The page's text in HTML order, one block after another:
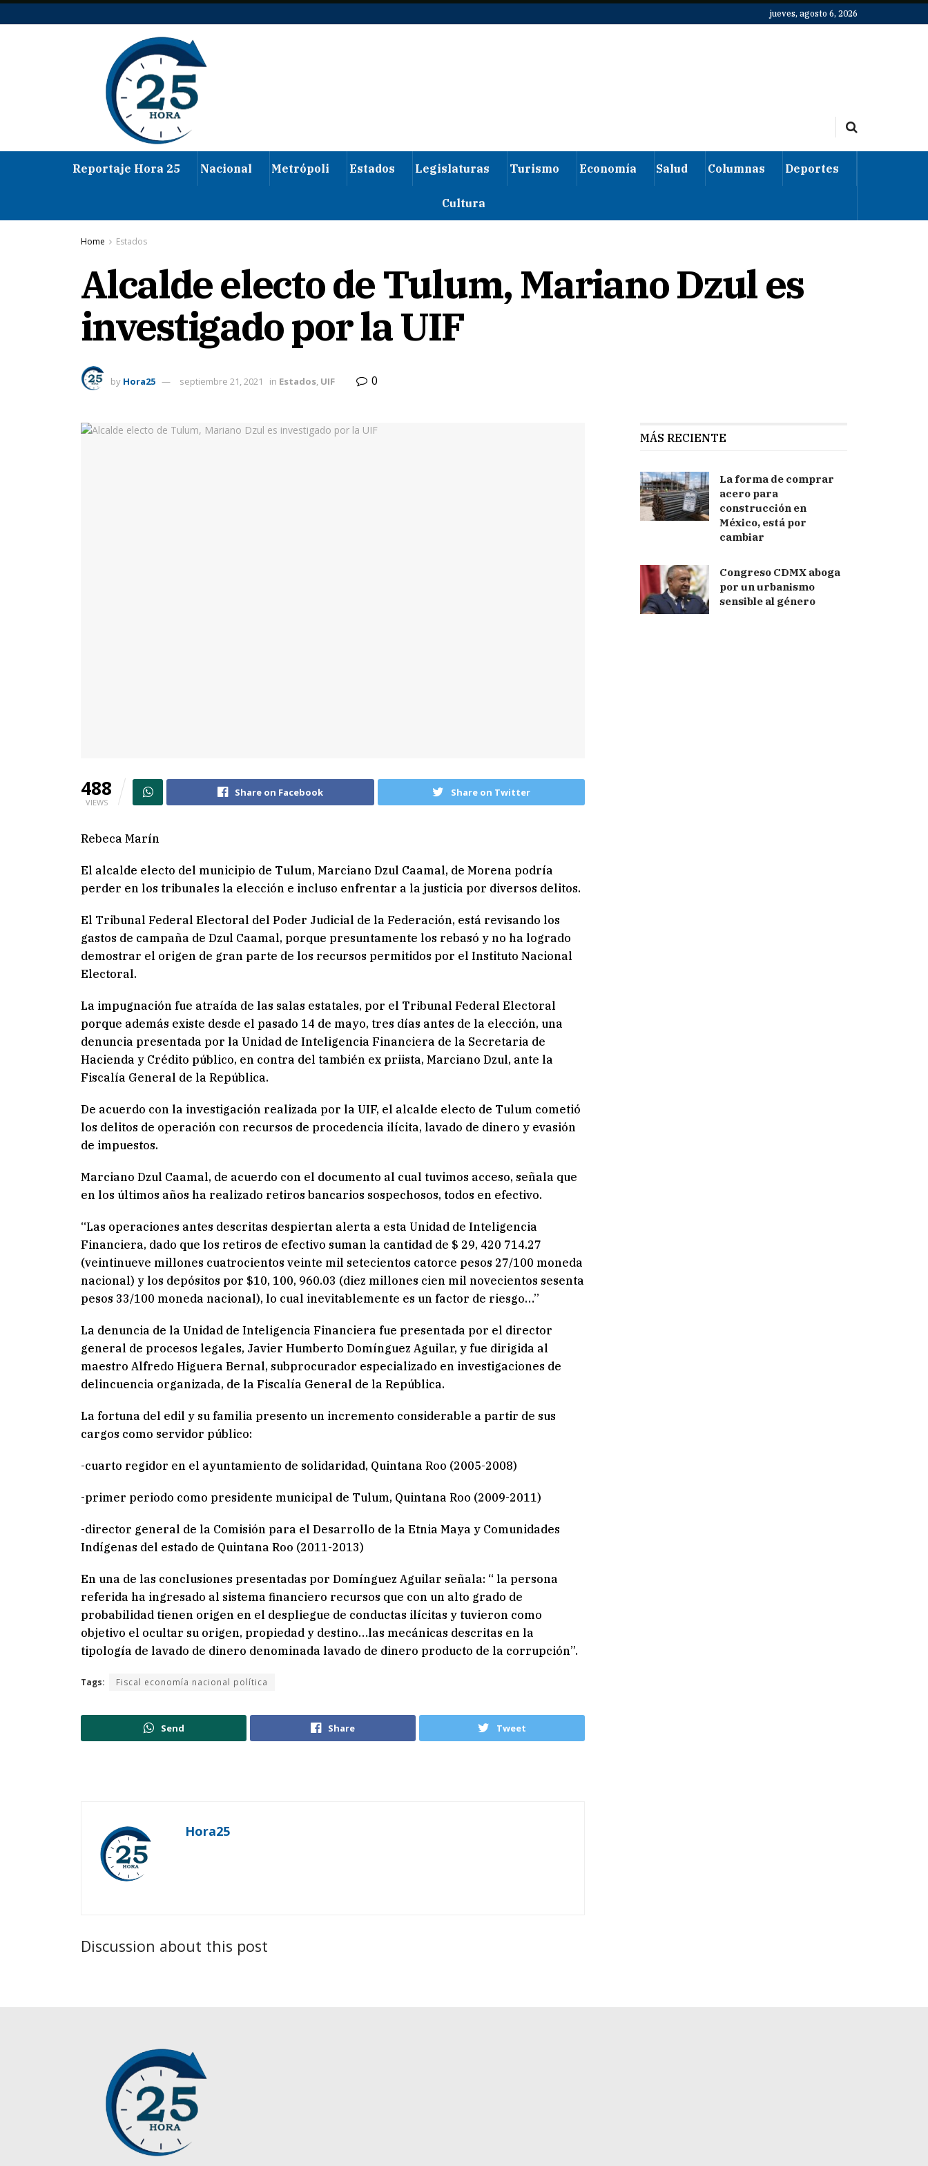
jueves, agosto 6, 2026
Reportaje Hora 25 Nacional Metrópoli Estados Legislaturas Turismo Economía Salud Columnas Deportes
Cultura
Home Estados
Alcalde electo de Tulum, Mariano Dzul es
investigado por la UIF
by Hora25 septiembre 21, 2021 in Estados, UIF 0
488
VIEWS
Share on Facebook Share on Twitter
Rebeca Marín
El alcalde electo del municipio de Tulum, Marciano Dzul Caamal, de Morena podría
perder en los tribunales la elección e incluso enfrentar a la justicia por diversos delitos.
El Tribunal Federal Electoral del Poder Judicial de la Federación, está revisando los
gastos de campaña de Dzul Caamal, porque presuntamente los rebasó y no ha logrado
demostrar el origen de gran parte de los recursos permitidos por el Instituto Nacional
Electoral.
La impugnación fue atraída de las salas estatales, por el Tribunal Federal Electoral
porque además existe desde el pasado 14 de mayo, tres días antes de la elección, una
denuncia presentada por la Unidad de Inteligencia Financiera de la Secretaria de
Hacienda y Crédito público, en contra del también ex priista, Marciano Dzul, ante la
Fiscalía General de la República.
De acuerdo con la investigación realizada por la UIF, el alcalde electo de Tulum cometió
los delitos de operación con recursos de procedencia ilícita, lavado de dinero y evasión
de impuestos.
Marciano Dzul Caamal, de acuerdo con el documento al cual tuvimos acceso, señala que
en los últimos años ha realizado retiros bancarios sospechosos, todos en efectivo.
“Las operaciones antes descritas despiertan alerta a esta Unidad de Inteligencia
Financiera, dado que los retiros de efectivo suman la cantidad de $ 29, 420 714.27
(veintinueve millones cuatrocientos veinte mil setecientos catorce pesos 27/100 moneda
nacional) y los depósitos por $10, 100, 960.03 (diez millones cien mil novecientos sesenta
pesos 33/100 moneda nacional), lo cual inevitablemente es un factor de riesgo…”
La denuncia de la Unidad de Inteligencia Financiera fue presentada por el director
general de procesos legales, Javier Humberto Domínguez Aguilar, y fue dirigida al
maestro Alfredo Higuera Bernal, subprocurador especializado en investigaciones de
delincuencia organizada, de la Fiscalía General de la República.
La fortuna del edil y su familia presento un incremento considerable a partir de sus
cargos como servidor público:
-cuarto regidor en el ayuntamiento de solidaridad, Quintana Roo (2005-2008)
-primer periodo como presidente municipal de Tulum, Quintana Roo (2009-2011)
-director general de la Comisión para el Desarrollo de la Etnia Maya y Comunidades
Indígenas del estado de Quintana Roo (2011-2013)
En una de las conclusiones presentadas por Domínguez Aguilar señala: “ la persona
referida ha ingresado al sistema financiero recursos que con un alto grado de
probabilidad tienen origen en el despliegue de conductas ilícitas y tuvieron como
objetivo el ocultar su origen, propiedad y destino…las mecánicas descritas en la
tipología de lavado de dinero denominada lavado de dinero producto de la corrupción”.
Tags: Fiscal economía nacional política
Send Share Tweet
Hora25
Discussion about this post
MÁS RECIENTE
La forma de comprar
acero para
construcción en
México, está por
cambiar
Congreso CDMX aboga
por un urbanismo
sensible al género